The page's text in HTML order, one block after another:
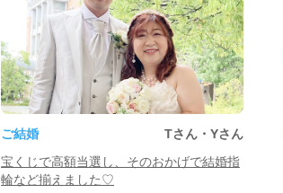
ご結婚
Tさん・Yさん
宝くじで高額当選し、そのおかげで結婚指
輪など揃えました♡